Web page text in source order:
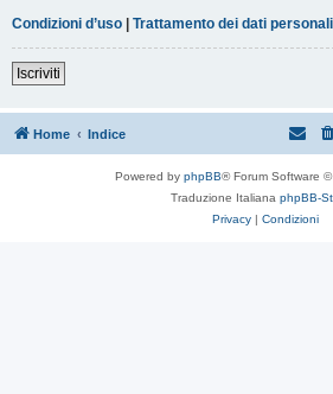
Condizioni d’uso | Trattamento dei dati personali
Iscriviti
Home Indice
Powered by phpBB® Forum Software
Traduzione Italiana phpBB-
Privacy | Condizioni